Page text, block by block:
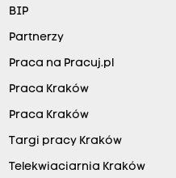
BIP
Partnerzy
Praca na Pracuj.pl
Praca Kraków
Praca Kraków
Targi pracy Kraków
Telekwiaciarnia Kraków